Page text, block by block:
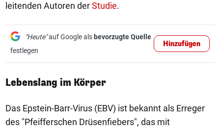
leitenden Autoren derStudie.
"Heute"auf Google als bevorzugte Quelle
festlegen
Hinzufügen
Lebenslang im Körper
Das Epstein-Barr-Virus (EBV) ist bekannt als Erreger
des "Pfeifferschen Drüsenfiebers", das mit